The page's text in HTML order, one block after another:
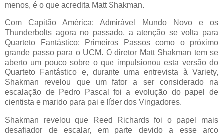
menos, é o que acredita Matt Shakman.
Com Capitão América: Admirável Mundo Novo e os
Thunderbolts agora no passado, a atenção se volta para
Quarteto Fantástico: Primeiros Passos como o próximo
grande passo para o UCM. O diretor Matt Shakman tem se
aberto um pouco sobre o que impulsionou esta versão do
Quarteto Fantástico e, durante uma entrevista à Variety,
Shakman revelou que um fator a ser considerado na
escalação de Pedro Pascal foi a evolução do papel de
cientista e marido para pai e líder dos Vingadores.
Shakman revelou que Reed Richards foi o papel mais
desafiador de escalar, em parte devido a esse arco